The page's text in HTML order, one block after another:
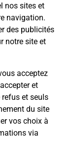
nos sites et
navigation.
des publicités
notre site et
acceptez
et
et seuls
du site
vos choix à
via